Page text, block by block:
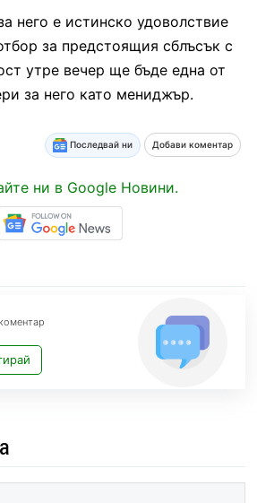
него е истинско удоволствие
за предстоящия сблъсък с
утре вечер ще бъде една от
за него като мениджър.
Последвай ни Добави коментар
ни в Google Новини.